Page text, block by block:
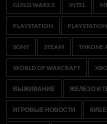
GUILD WARS 3 INTEL
PLAYSTATION
SONY STEAM THRONE
WORLD OF WARCRAFT
ВЫЖИВАНИЕ ЖЕЛЕЗО И
ИГРОВЫЕ НОВОСТИ